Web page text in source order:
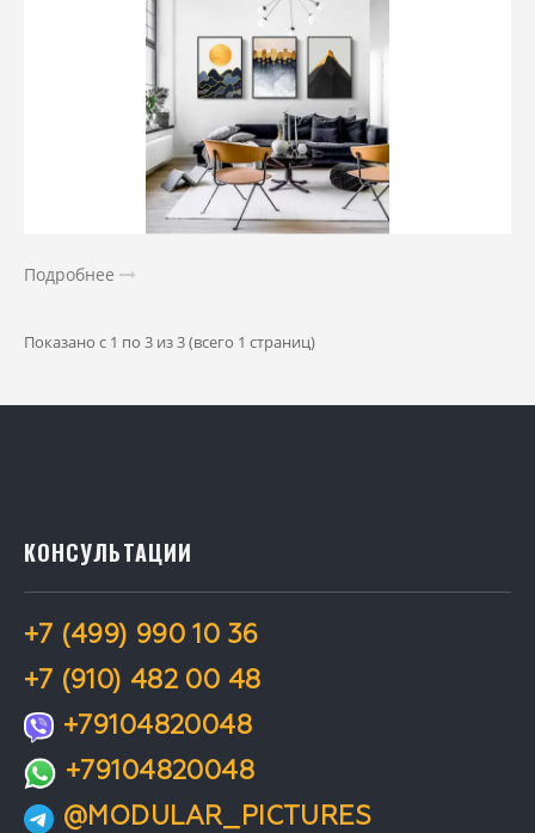
Подробнее
Показано с 1 по 3 из 3 (всего 1 страниц)
КОНСУЛЬТАЦИИ
+7 (499) 990 10 36
+7 (910) 482 00 48
+79104820048
+79104820048
@MODULAR_PICTURES